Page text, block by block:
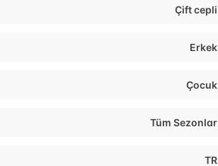
Çift cepli
Erkek
Çocuk
Tüm Sezonlar
TR